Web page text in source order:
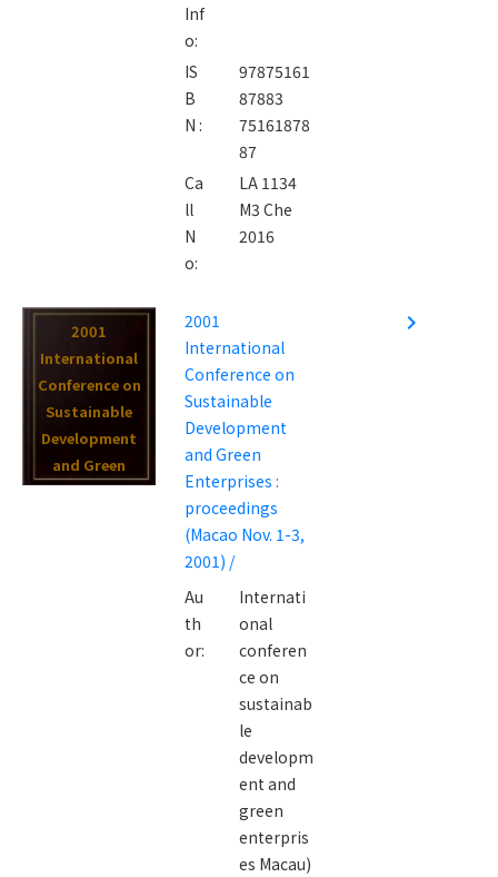
Inf
o:
IS
B
N :
97875161
87883
75161878
87
Ca
ll
N
o:
LA 1134
M3 Che
2016
2001
International
Conference on
Sustainable
Development
and Green
Enterprises :
2001
International
Conference on
Sustainable
Development
and Green
Enterprises :
proceedings
(Macao Nov. 1-3,
2001) /
Au
th
or:
Internati
onal
conferen
ce on
sustainab
le
developm
ent and
green
enterpris
es Macau)
navigate_next